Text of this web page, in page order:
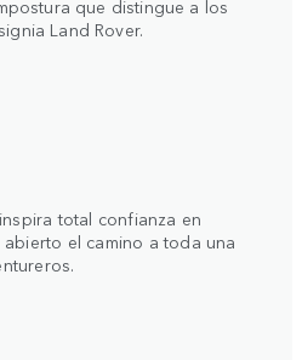
que distingue a los
Land Rover.
total confianza en
el camino a toda una